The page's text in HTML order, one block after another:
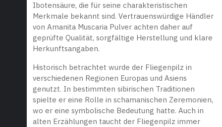
Ibotensäure, die für seine charakteristischen
Merkmale bekannt sind. Vertrauenswürdige Händler
von Amanita Muscaria Pulver achten daher auf
geprüfte Qualität, sorgfältige Herstellung und klare
Herkunftsangaben.
Historisch betrachtet wurde der Fliegenpilz in
verschiedenen Regionen Europas und Asiens
genutzt. In bestimmten sibirischen Traditionen
spielte er eine Rolle in schamanischen Zeremonien,
wo er eine symbolische Bedeutung hatte. Auch in
alten Erzählungen taucht der Fliegenpilz immer